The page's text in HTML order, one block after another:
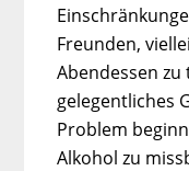
Freunden,
Abendessen
gelegentliches
Problem
Alkohol zu